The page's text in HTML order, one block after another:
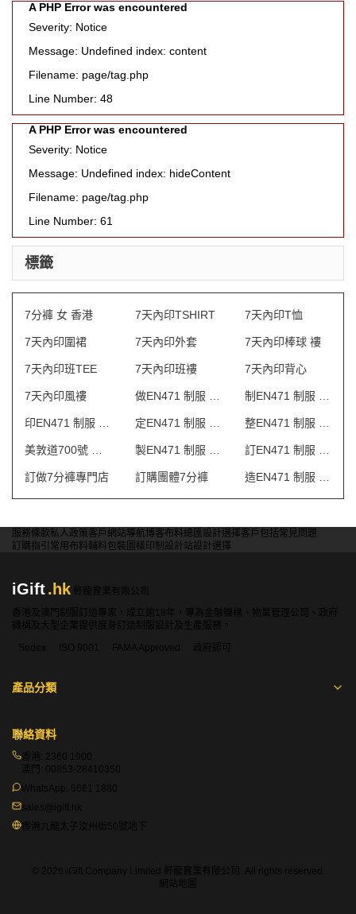
A PHP Error was encountered
Severity: Notice
Message: Undefined index: content
Filename: page/tag.php
Line Number: 48
A PHP Error was encountered
Severity: Notice
Message: Undefined index: hideContent
Filename: page/tag.php
Line Number: 61
標籤
7分褲 女 香港 7天內印TSHIRT 7天內印T恤
7天內印圍裙 7天內印外套 7天內印棒球 褸
7天內印班TEE 7天內印班褸 7天內印背心
7天內印風褸
訂做7分褲專門店 訂購團體7分褲
服務條款私人政策客戶 網站導航博客布料總匯設計選擇客戶包括常見問題
訂購指引 常用布料輔料包裝 圖樣印制 設計站設計選擇
iGift.hk
軒龍實業有限公司
香港及澳門制服訂造專家，成立逾18年，專為金融機構、物業管理公司、政府
機構及大型企業提供度身訂造制服設計及生產服務。
Sedex
ISO 9001 FAMA Approved 政府認可
產品分類
聯絡資料
香港: 2360 1900
澳門: 00853-28410350
WhatsApp: 5661 1880
sales@igift.hk
香港九龍太子汝州街50號地下
© 2026 iGift Company Limited 軒龍實業有限公司. All rights reserved.
網站地圖